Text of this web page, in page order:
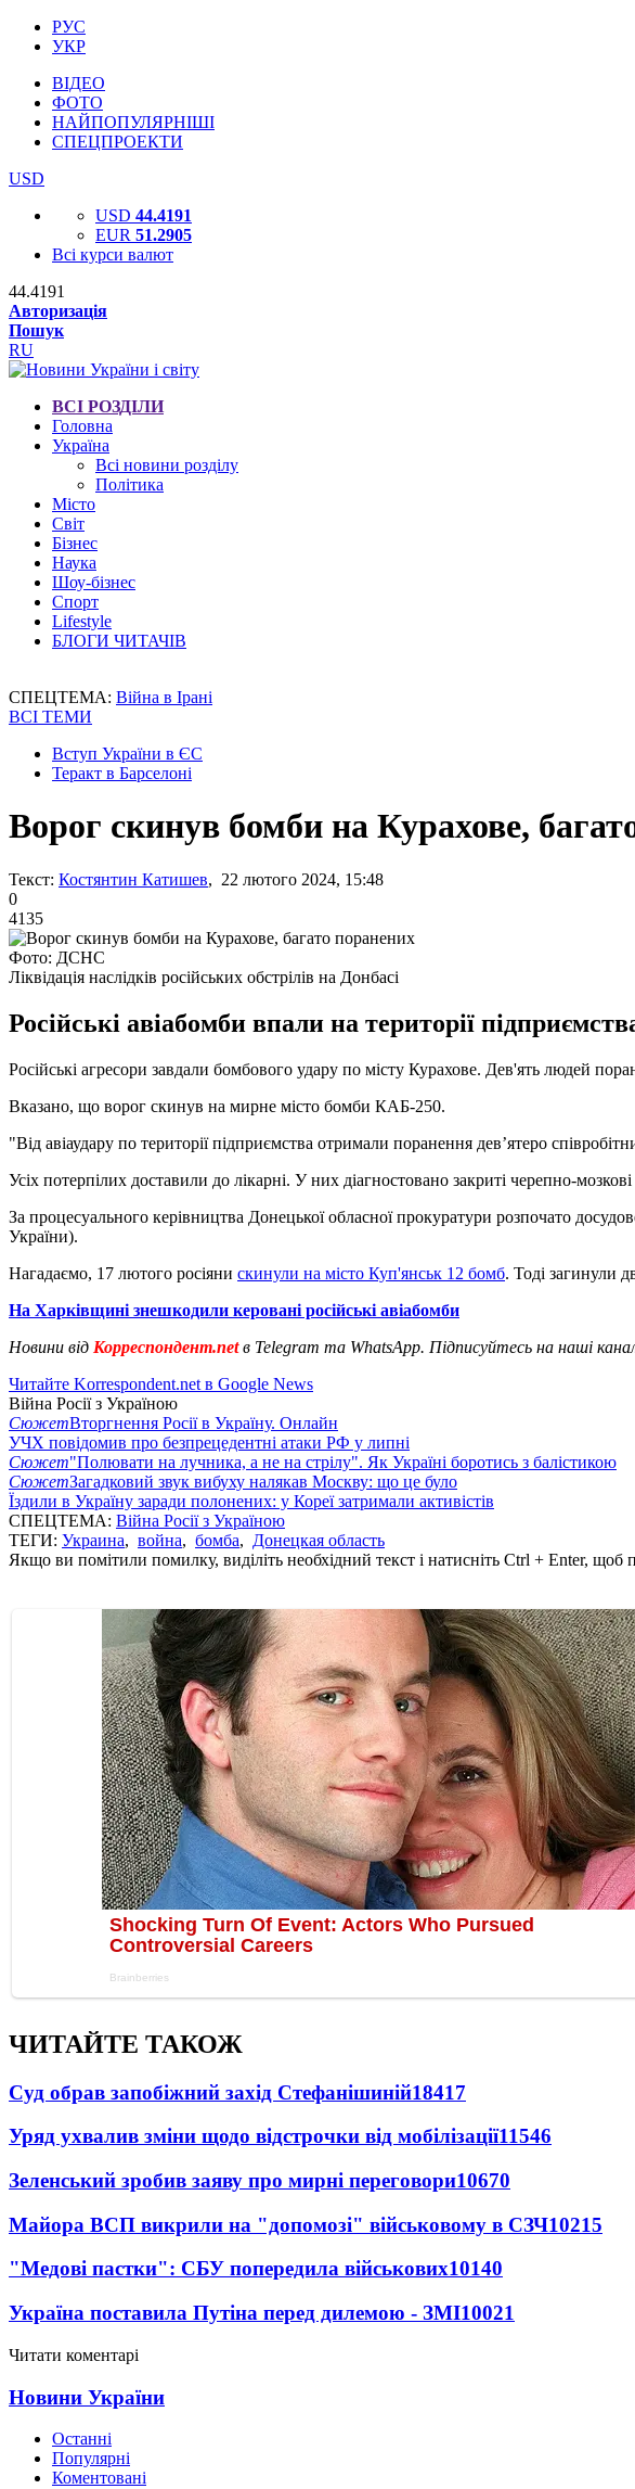
РУС
УКР
ВІДЕО
ФОТО
НАЙПОПУЛЯРНІШІ
СПЕЦПРОЕКТИ
USD
USD 44.4191
EUR 51.2905
Всі курси валют
44.4191
Авторизація
Пошук
RU
ВСІ РОЗДІЛИ
Головна
Україна
Всі новини розділу
Політика
Місто
Світ
Бізнес
Наука
Шоу-бізнес
Спорт
Lifestyle
БЛОГИ ЧИТАЧІВ
СПЕЦТЕМА: Війна в Ірані
ВСІ ТЕМИ
Вступ України в ЄС
Теракт в Барселоні
Ворог скинув бомби на Курахове,
Текст: Костянтин Катишев, 22 лютого 2024, 15:48
0
4135
Фото: ДСНС
Ліквідація наслідків російських обстрілів на Донбасі
Російські авіабомби впали на території
Російські агресори завдали бомбового удару по місту Курахове. Дев'ять людей
Вказано, що ворог скинув на мирне місто бомби КАБ-250.
"Від авіаудару по території підприємства отримали поранення дев’ятеро
Усіх потерпілих доставили до лікарні. У них діагностовано закриті черепно-
За процесуального керівництва Донецької обласної прокуратури розпочато
України).
Нагадаємо, 17 лютого росіяни скинули на місто Куп'янськ 12 бомб. Тоді загинули
На Харківщині знешкодили керовані російські авіабомби
Новини від Корреспондент.netв Telegram та WhatsApp. Підписуйтесь на наші
Читайте Korrespondent.net в Google News
Війна Росії з Україною
СюжетВторгнення Росії в Україну. Онлайн
УЧХ повідомив про безпрецедентні атаки РФ у липні
Сюжет"Полювати на лучника, а не на стрілу". Як Україні боротись з балістикою
СюжетЗагадковий звук вибуху налякав Москву: що це було
Їздили в Україну заради полонених: у Кореї затримали активістів
СПЕЦТЕМА: Війна Росії з Україною
ТЕГИ: Украина, война, бомба, Донецкая область
Якщо ви помітили помилку, виділіть необхідний текст і натисніть Ctrl + Enter, щоб
ЧИТАЙТЕ ТАКОЖ
Суд обрав запобіжний захід Стефанішиній18417
Уряд ухвалив зміни щодо відстрочки від мобілізації11546
Зеленський зробив заяву про мирні переговори10670
Майора ВСП викрили на "допомозі" військовому в СЗЧ10215
"Медові пастки": СБУ попередила військових10140
Україна поставила Путіна перед дилемою - ЗМІ10021
Читати коментарі
Новини України
Останні
Популярні
Коментовані